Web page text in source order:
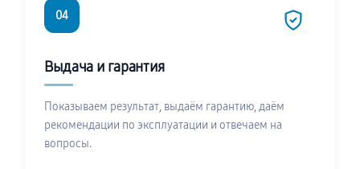
04
Выдача и гарантия
Показываем результат, выдаём гарантию, даём
рекомендации по эксплуатации и отвечаем на
вопросы.